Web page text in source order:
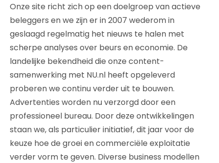
Onze site richt zich op een doelgroep van actieve
beleggers en we zijn er in 2007 wederom in
geslaagd regelmatig het nieuws te halen met
scherpe analyses over beurs en economie. De
landelijke bekendheid die onze content-
samenwerking met NU.nl heeft opgeleverd
proberen we continu verder uit te bouwen.
Advertenties worden nu verzorgd door een
professioneel bureau. Door deze ontwikkelingen
staan we, als particulier initiatief, dit jaar voor de
keuze hoe de groei en commerciële exploitatie
verder vorm te geven. Diverse business modellen